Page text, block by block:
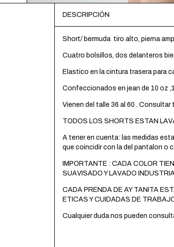
DESCRIPCIÓN
Short/ bermuda tiro alto, pierna
Cuatro bolsillos, dos delanteros
Elastico en la cintura trasera para
Confeccionados en jean de 10 oz
Vienen del talle 36 al 60 .
TODOS LOS SHORTS ESTAN
A tener en cuenta: las medidas
que coincidir con la del pantalon o
IMPORTANTE : CADA COLOR
SUAVISADO Y LAVADO
CADA PRENDA DE AY TANITA
ETICAS Y CUIDADAS DE
Cualquier duda nos pueden